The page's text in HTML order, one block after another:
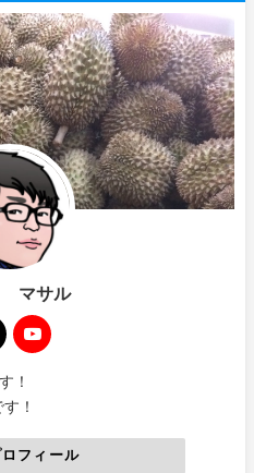
マサル
！
！
フィール